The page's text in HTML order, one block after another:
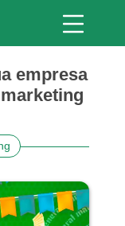
empresa